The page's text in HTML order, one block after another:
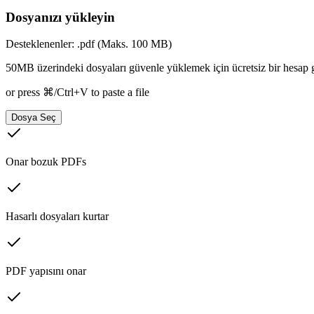
Dosyanızı yükleyin
Desteklenenler: .pdf (Maks. 100 MB)
50MB üzerindeki dosyaları güvenle yüklemek için ücretsiz bir hesap
or press ⌘/Ctrl+V to paste a file
Dosya Seç
Onar bozuk PDFs
Hasarlı dosyaları kurtar
PDF yapısını onar